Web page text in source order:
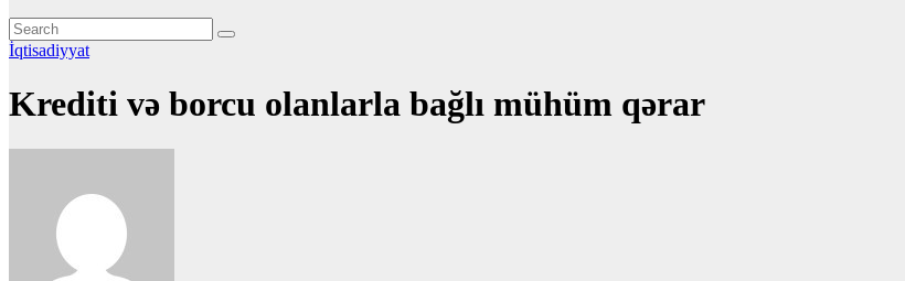
İqtisadiyyat
Krediti və borcu olanlarla bağlı mühüm qərar